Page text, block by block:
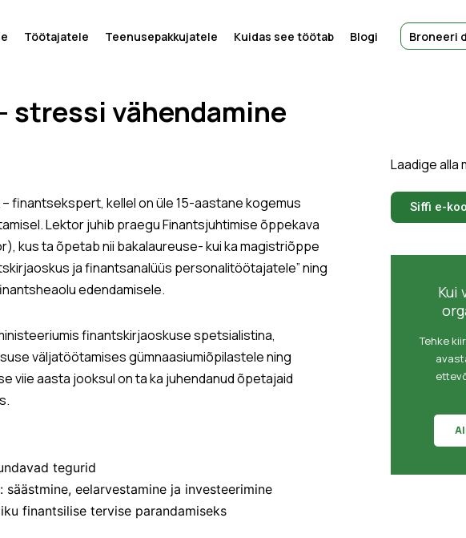
Töötajatele Teenusepakkujatele Kuidas see töötab Blogi Broneeri
stressi vähendamine
finantsekspert, kellel on üle 15-aastane kogemus
Lektor juhib praegu Finantsjuhtimise õppekava
kus ta õpetab nii bakalaureuse- kui ka magistriõppe
ja finantsanalüüs personalitöötajatele” ning
edendamisele.
finantskirjaoskuse spetsialistina,
väljatöötamises gümnaasiumiõpilastele ning
viie aasta jooksul on ta ka juhendanud õpetajaid
tegurid
eelarvestamine ja investeerimine
finantsilise tervise parandamiseks
Laadige alla
Siffi e-
Kui
Tehke